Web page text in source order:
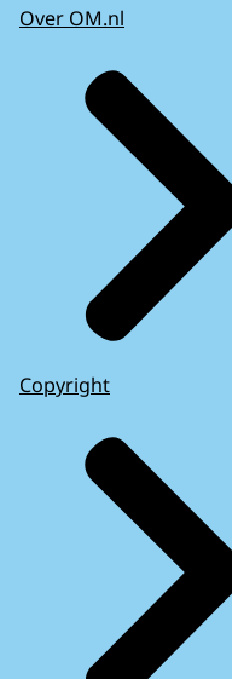
Over OM.nl
Copyright